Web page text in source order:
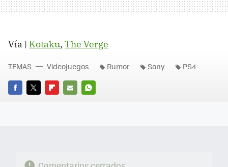
Vía | Kotaku, The Verge
FACEBOOK
TWITTERFLIPBOARD
E-
WHATSAPP
TEMAS Videojuegos Rumor Sony PS4